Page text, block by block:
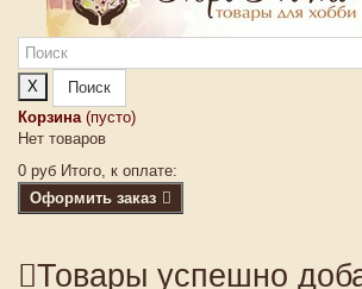
X
Поиск
Корзина (пусто)
Нет товаров
0 руб Итого, к оплате:
Оформить заказ
Товары успешно